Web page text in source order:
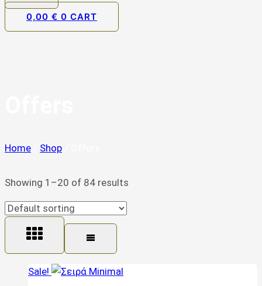
0,00 € 0 CART
Home Shop
Showing 1–20 of 84 results
Sale!